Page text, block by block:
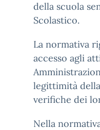
della scuola
Scolastico.
La normativa
accesso agli
legittimità
verifiche dei
Nella